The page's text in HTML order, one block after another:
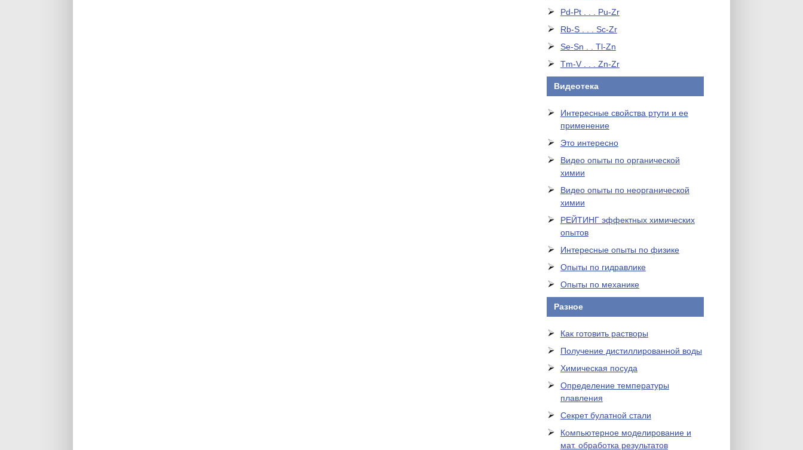
Pd-Pt . . . Pu-Zr
Rb-S . . . Sc-Zr
Se-Sn . . Tl-Zn
Tm-V . . . Zn-Zr
Видеотека
Интересные свойства ртути и ее
применение
Это интересно
Видео опыты по органической
химии
Видео опыты по неорганической
химии
РЕЙТИНГ эффектных химических
опытов
Интересные опыты по физике
Опыты по гидравлике
Опыты по механике
Разное
Как готовить растворы
Получение дистиллированной воды
Химическая посуда
Определение температуры
плавления
Секрет булатной стали
Компьютерное моделирование и
мат. обработка результатов